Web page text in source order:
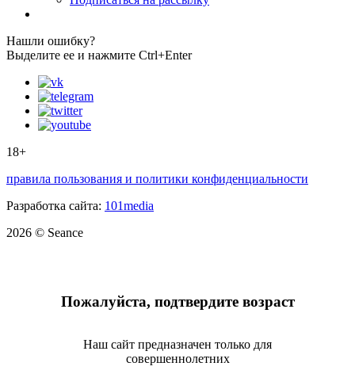
Нашли ошибку?
Выделите ее и нажмите Ctrl+Enter
18+
правила пользования и политики конфиденциальности
Разработка сайта: 101media
2026 © Seance
Пожалуйста, подтвердите возраст
Наш сайт предназначен только для
совершеннолетних